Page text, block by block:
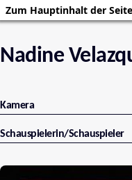
Zum Hauptinhalt der Seite
Nadine
Kamera
Schauspielerin/Schauspieler